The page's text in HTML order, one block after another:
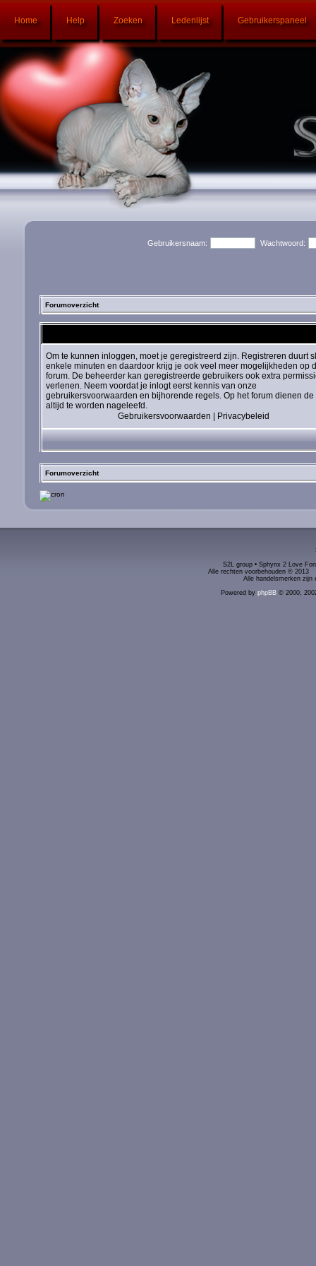
Home Help Zoeken Ledenlijst Gebruikerspaneel
Gebruikersnaam: Wachtwoord:
Forumoverzicht
Om te kunnen inloggen, moet je geregistreerd zijn. Registreren duurt
enkele minuten en daardoor krijg je ook veel meer mogelijkheden op
forum. De beheerder kan geregistreerde gebruikers ook extra
verlenen. Neem voordat je inlogt eerst kennis van onze
gebruikersvoorwaarden en bijhorende regels. Op het forum dienen de
altijd te worden nageleefd.
Gebruikersvoorwaarden
Privacybeleid
Forumoverzicht
S2L group • Sphynx 2 Love
Alle rechten voorbehouden ©
Alle handelsmerken zijn
Powered by phpBB© 2000,